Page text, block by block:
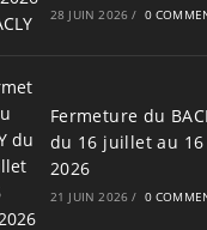
28 JUIN 2026 / 0
Fermeture du
du 16 juillet au
2026
21 JUIN 2026 / 0